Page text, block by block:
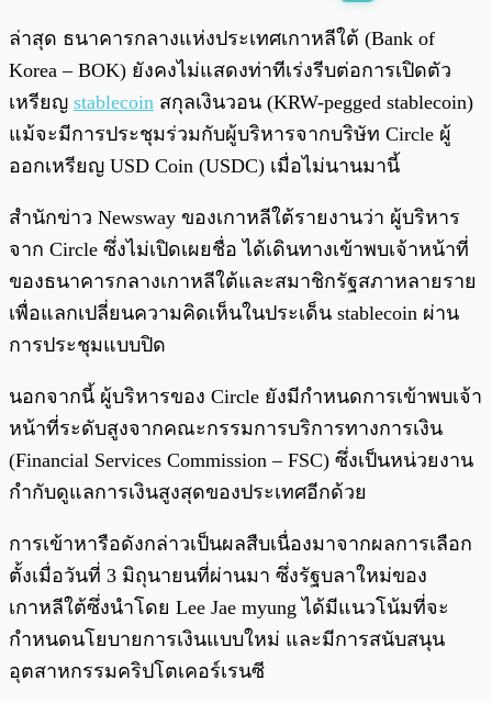
ล่าสุด ธนาคารกลางแห่งประเทศเกาหลีใต้ (Bank of
Korea – BOK) ยังคงไม่แสดงท่าทีเร่งรีบต่อการเปิดตัว
เหรียญ stablecoin สกุลเงินวอน (KRW-pegged stablecoin)
แม้จะมีการประชุมร่วมกับผู้บริหารจากบริษัท Circle ผู้
ออกเหรียญ USD Coin (USDC) เมื่อไม่นานมานี้
สำนักข่าว Newsway ของเกาหลีใต้รายงานว่า ผู้บริหาร
จาก Circle ซึ่งไม่เปิดเผยชื่อ ได้เดินทางเข้าพบเจ้าหน้าที่
ของธนาคารกลางเกาหลีใต้และสมาชิกรัฐสภาหลายราย
เพื่อแลกเปลี่ยนความคิดเห็นในประเด็น stablecoin ผ่าน
การประชุมแบบปิด
นอกจากนี้ ผู้บริหารของ Circle ยังมีกำหนดการเข้าพบเจ้า
หน้าที่ระดับสูงจากคณะกรรมการบริการทางการเงิน
(Financial Services Commission – FSC) ซึ่งเป็นหน่วยงาน
กำกับดูแลการเงินสูงสุดของประเทศอีกด้วย
การเข้าหารือดังกล่าวเป็นผลสืบเนื่องมาจากผลการเลือก
ตั้งเมื่อวันที่ 3 มิถุนายนที่ผ่านมา ซึ่งรัฐบลาใหม่ของ
เกาหลีใต้ซึ่งนำโดย Lee Jae myung ได้มีแนวโน้มที่จะ
กำหนดนโยบายการเงินแบบใหม่ และมีการสนับสนุน
อุตสาหกรรมคริปโตเคอร์เรนซี